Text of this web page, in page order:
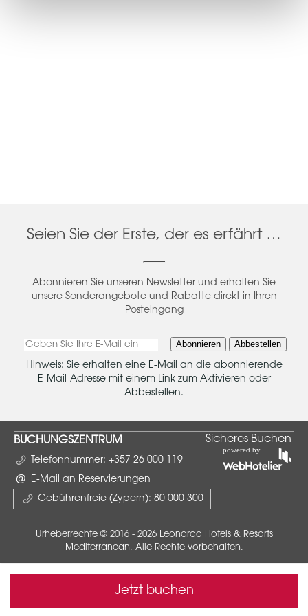
Seien Sie der Erste, der es erfährt …
Abonnieren Sie unseren Newsletter und erhalten Sie
unsere Sonderangebote und Rabatte direkt in Ihren
Posteingang
Abonnieren Abbestellen
Hinweis: Sie erhalten eine E-Mail an die abonnierende
E-Mail-Adresse mit einem Link zum Aktivieren oder
Abbestellen.
BUCHUNGSZENTRUM
Telefonnummer: +357 26 000 119
E-Mail an Reservierungen
Gebührenfreie (Zypern): 80 000 300
Sicheres Buchen
Urheberrechte © 2016 - 2026 Leonardo Hotels & Resorts
Mediterranean. Alle Rechte vorbehalten.
Jetzt buchen